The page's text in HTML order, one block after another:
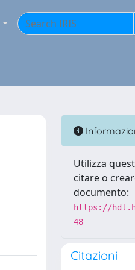
Utilizza
citare o
documento:
https://
48
Citazioni